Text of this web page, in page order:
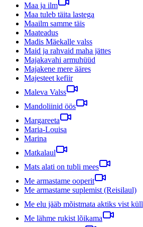
Maa ja ilm
Maa tuleb täita lastega
Maailm samme täis
Maateadus
Madis Mäekalle valss
Maid ja rahvaid maha jättes
Majakavahi armuhüüd
Majakene mere ääres
Majesteet kefiir
Maleva Valss
Mandoliinid öös
Margareeta
Maria-Louisa
Marina
Matkalaul
Mats alati on tubli mees
Me armastame ooperit
Me armastame suplemist (Reisilaul)
Me elu jääb mõistmata aktiks vist küll
Me lähme rukist lõikama